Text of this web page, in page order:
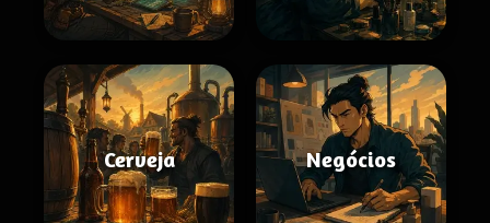
Cerveja Negócios